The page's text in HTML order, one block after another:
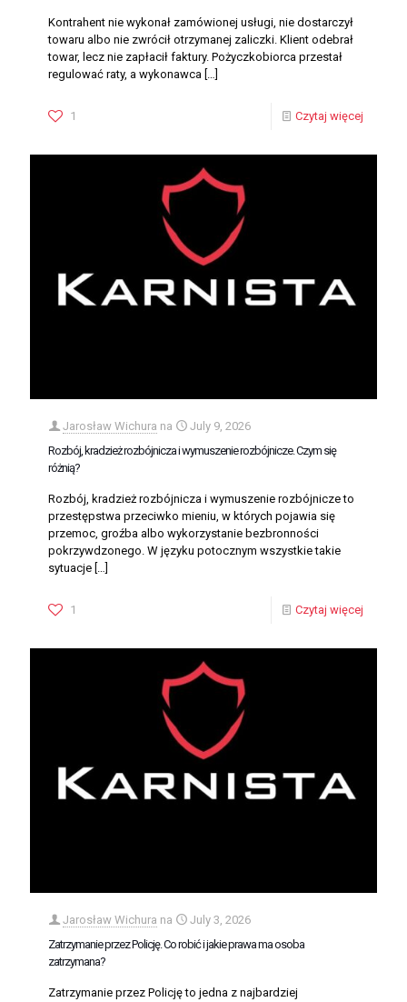
Kontrahent nie wykonał zamówionej usługi, nie dostarczył
towaru albo nie zwrócił otrzymanej zaliczki. Klient odebrał
towar, lecz nie zapłacił faktury. Pożyczkobiorca przestał
regulować raty, a wykonawca
1 Czytaj więcej
Jarosław Wichura na
July 9, 2026
Rozbój, kradzież rozbójnicza i wymuszenie rozbójnicze. Czym się
różnią?
Rozbój, kradzież rozbójnicza i wymuszenie rozbójnicze to
przestępstwa przeciwko mieniu, w których pojawia się
przemoc, groźba albo wykorzystanie bezbronności
pokrzywdzonego. W języku potocznym wszystkie takie
sytuacje
1 Czytaj więcej
Jarosław Wichura na
July 3, 2026
Zatrzymanie przez Policję. Co robić i jakie prawa ma osoba
zatrzymana?
Zatrzymanie przez Policję to jedna z najbardziej